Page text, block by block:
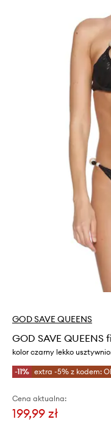
GOD SAVE QUEENS
GOD SAVE QUEENS
kolor czarny lekko
-11% extra -5% z kodem:
Cena aktualna:
199,99 zł